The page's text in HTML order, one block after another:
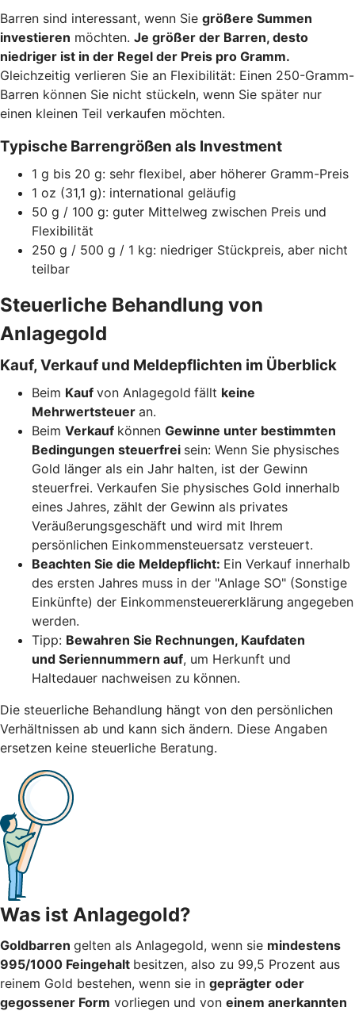
Barren sind interessant, wenn Sie größere Summen
investieren möchten. Je größer der Barren, desto
niedriger ist in der Regel der Preis pro Gramm.
Gleichzeitig verlieren Sie an Flexibilität: Einen 250-Gramm-
Barren können Sie nicht stückeln, wenn Sie später nur
einen kleinen Teil verkaufen möchten.
Typische Barrengrößen als Investment
1 g bis 20 g: sehr flexibel, aber höherer Gramm-Preis
1 oz (31,1 g): international geläufig
50 g / 100 g: guter Mittelweg zwischen Preis und
Flexibilität
250 g / 500 g / 1 kg: niedriger Stückpreis, aber nicht
teilbar
Steuerliche Behandlung von
Anlagegold
Kauf, Verkauf und Meldepflichten im Überblick
Beim Kauf von Anlagegold fällt keine
Mehrwertsteuer an.
Beim Verkauf können Gewinne unter bestimmten
Bedingungen steuerfrei sein: Wenn Sie physisches
Gold länger als ein Jahr halten, ist der Gewinn
steuerfrei. Verkaufen Sie physisches Gold innerhalb
eines Jahres, zählt der Gewinn als privates
Veräußerungsgeschäft und wird mit Ihrem
persönlichen Einkommensteuersatz versteuert.
Beachten Sie die Meldepflicht: Ein Verkauf innerhalb
des ersten Jahres muss in der "Anlage SO" (Sonstige
Einkünfte) der Einkommensteuererklärung angegeben
werden.
Tipp: Bewahren Sie Rechnungen, Kaufdaten
und Seriennummern auf, um Herkunft und
Haltedauer nachweisen zu können.
Die steuerliche Behandlung hängt von den persönlichen
Verhältnissen ab und kann sich ändern. Diese Angaben
ersetzen keine steuerliche Beratung.
Was ist Anlagegold?
Goldbarren gelten als Anlagegold, wenn sie mindestens
995/1000 Feingehalt besitzen, also zu 99,5 Prozent aus
reinem Gold bestehen, wenn sie in geprägter oder
gegossener Form vorliegen und von einem anerkannten